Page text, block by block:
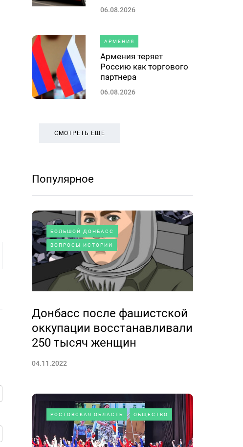
06.08.2026
АРМЕНИЯ
Армения теряет
Россию как торгового
партнера
06.08.2026
СМОТРЕТЬ ЕЩЕ
Популярное
БОЛЬШОЙ ДОНБАСС
ВОПРОСЫ ИСТОРИИ
Донбасс после фашистской
оккупации восстанавливали
250 тысяч женщин
04.11.2022
РОСТОВСКАЯ ОБЛАСТЬ ОБЩЕСТВО